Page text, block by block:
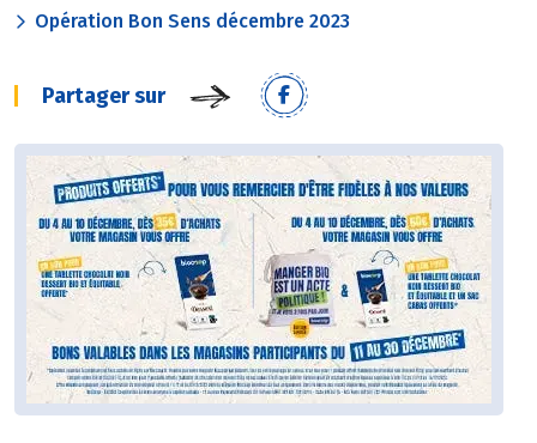
Opération Bon Sens décembre 2023
Partager sur